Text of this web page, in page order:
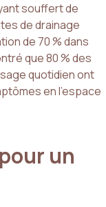
souffert de
de drainage
de 70 % dans
que 80 % des
quotidien ont
en l’espace
un